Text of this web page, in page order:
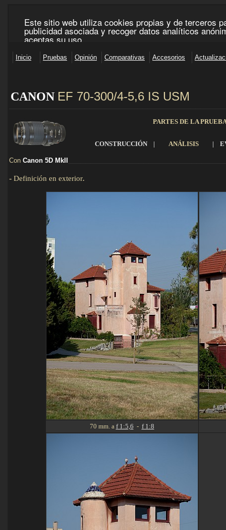
CANON EF 70-300/4-5,6 IS USM
PARTES DE LA
CONSTRUCCIÓN | ANÁLISIS |
Con Canon 5D MkII
- Definición en exterior.
70 mm. a f 1:5,6 - f 1:8